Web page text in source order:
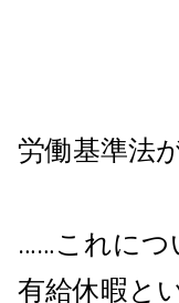
労働基準法
……これにつ
有給休暇と